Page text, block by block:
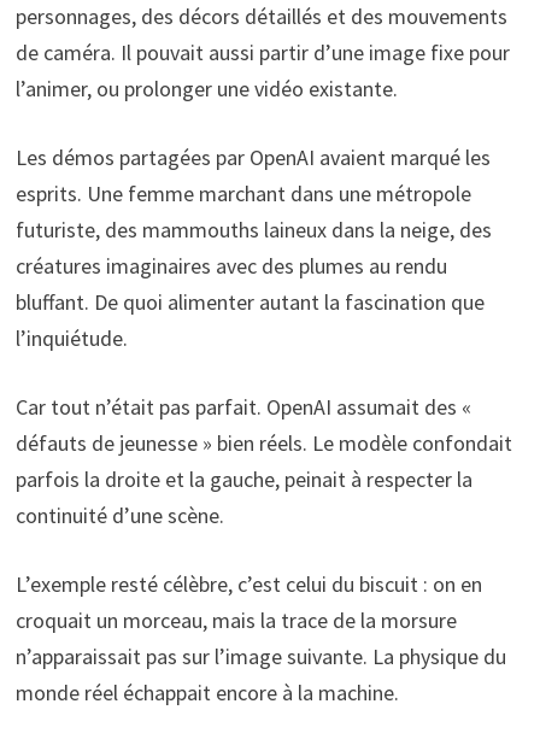
personnages, des décors détaillés et des mouvements
de caméra. Il pouvait aussi partir d’une image fixe pour
l’animer, ou prolonger une vidéo existante.
Les démos partagées par OpenAI avaient marqué les
esprits. Une femme marchant dans une métropole
futuriste, des mammouths laineux dans la neige, des
créatures imaginaires avec des plumes au rendu
bluffant. De quoi alimenter autant la fascination que
l’inquiétude.
Car tout n’était pas parfait. OpenAI assumait des «
défauts de jeunesse » bien réels. Le modèle confondait
parfois la droite et la gauche, peinait à respecter la
continuité d’une scène.
L’exemple resté célèbre, c’est celui du biscuit : on en
croquait un morceau, mais la trace de la morsure
n’apparaissait pas sur l’image suivante. La physique du
monde réel échappait encore à la machine.